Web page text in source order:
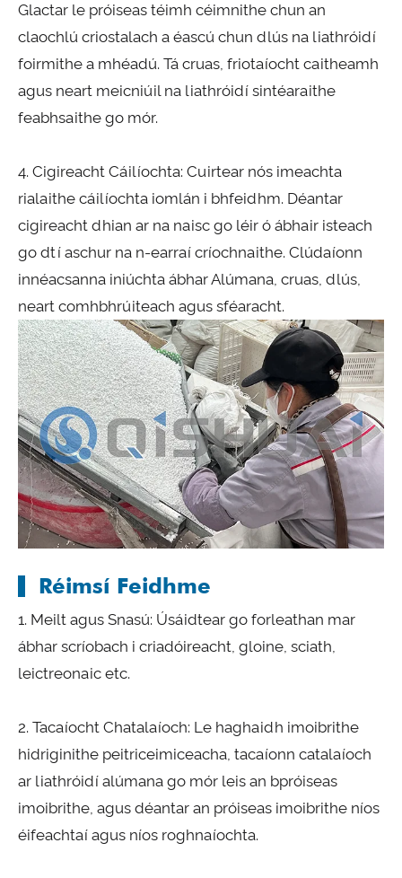
Glactar le próiseas téimh céimnithe chun an
claochlú criostalach a éascú chun dlús na liathróidí
foirmithe a mhéadú. Tá cruas, friotaíocht caitheamh
agus neart meicniúil na liathróidí sintéaraithe
feabhsaithe go mór.
4. Cigireacht Cáilíochta: Cuirtear nós imeachta
rialaithe cáilíochta iomlán i bhfeidhm. Déantar
cigireacht dhian ar na naisc go léir ó ábhair isteach
go dtí aschur na n-earraí críochnaithe. Clúdaíonn
innéacsanna iniúchta ábhar Alúmana, cruas, dlús,
neart comhbhrúiteach agus sféaracht.
Réimsí Feidhme
1. Meilt agus Snasú: Úsáidtear go forleathan mar
ábhar scríobach i criadóireacht, gloine, sciath,
leictreonaic etc.
2. Tacaíocht Chatalaíoch: Le haghaidh imoibrithe
hidriginithe peitriceimiceacha, tacaíonn catalaíoch
ar liathróidí alúmana go mór leis an bpróiseas
imoibrithe, agus déantar an próiseas imoibrithe níos
éifeachtaí agus níos roghnaíochta.